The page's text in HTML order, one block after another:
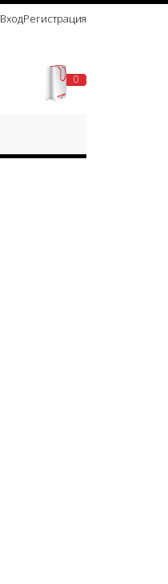
ВходРегистрация
Моята количка
0